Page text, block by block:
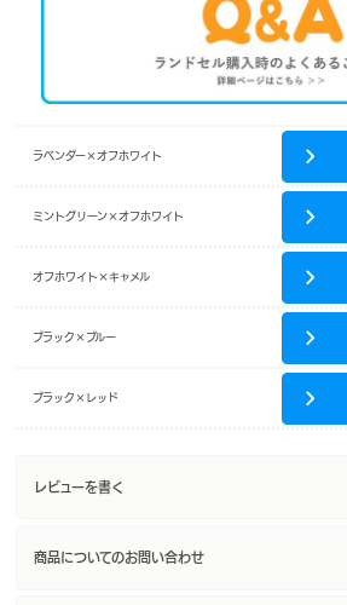
ラベンダー×オフホワイト
ミントグリーン×オフホワイト
オフホワイト×キャメル
ブラック×ブルー
ブラック×レッド
レビューを書く
商品についてのお問い合わせ